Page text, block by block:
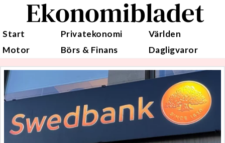
Ekonomibladet
Start Privatekonomi
Världen
Motor
Börs & Finans Dagligvaror